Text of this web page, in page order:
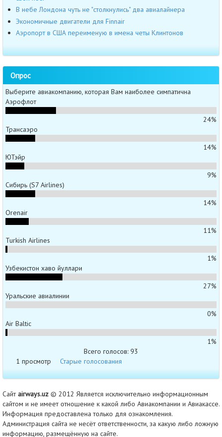
В небе Лондона чуть не "столкнулись" два авиалайнера
Экономичные двигатели для Finnair
Аэропорт в США переименую в имена четы Клинтонов
Опрос
Выберите авиакомпанию, которая Вам наиболее симпатична
Аэрофлот
24%
Трансаэро
14%
ЮТэйр
9%
Сибирь (S7 Airlines)
14%
Orenair
11%
Turkish Airlines
1%
Узбекистон хаво йуллари
27%
Уральские авиалинии
0%
Air Baltic
1%
Всего голосов: 93
1 просмотр
Старые голосования
Сайтairways.uz © 2012 Является исключительно информационным
сайтом и не имеет отношение к какой либо Авиакомпании и Авиакассе.
Информация предоставлена только для ознакомления.
Администрация сайта не несёт ответственности, за какую либо ложную
информацию, размещённую на сайте.